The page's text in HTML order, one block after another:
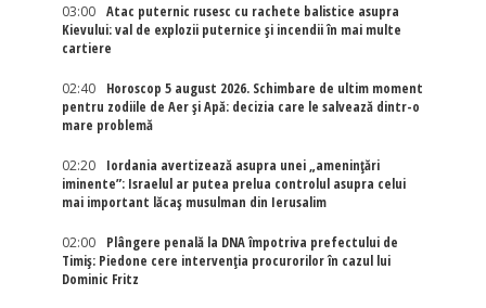
03:00
Atac puternic rusesc cu rachete balistice asupra
Kievului: val de explozii puternice și incendii în mai multe
cartiere
02:40
Horoscop 5 august 2026. Schimbare de ultim moment
pentru zodiile de Aer și Apă: decizia care le salvează dintr-o
mare problemă
02:20
Iordania avertizează asupra unei „amenințări
iminente”: Israelul ar putea prelua controlul asupra celui
mai important lăcaș musulman din Ierusalim
02:00
Plângere penală la DNA împotriva prefectului de
Timiș: Piedone cere intervenția procurorilor în cazul lui
Dominic Fritz